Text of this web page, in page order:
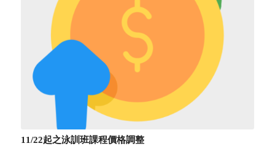
11/22起之泳訓班課程價格調整